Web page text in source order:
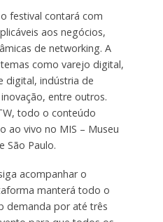
festival contará com
aos negócios,
de networking. A
como varejo digital,
digital, indústria de
entre outros.
todo o conteúdo
ao vivo no MIS – Museu
São Paulo.
acompanhar o
manterá todo o
demanda por até três